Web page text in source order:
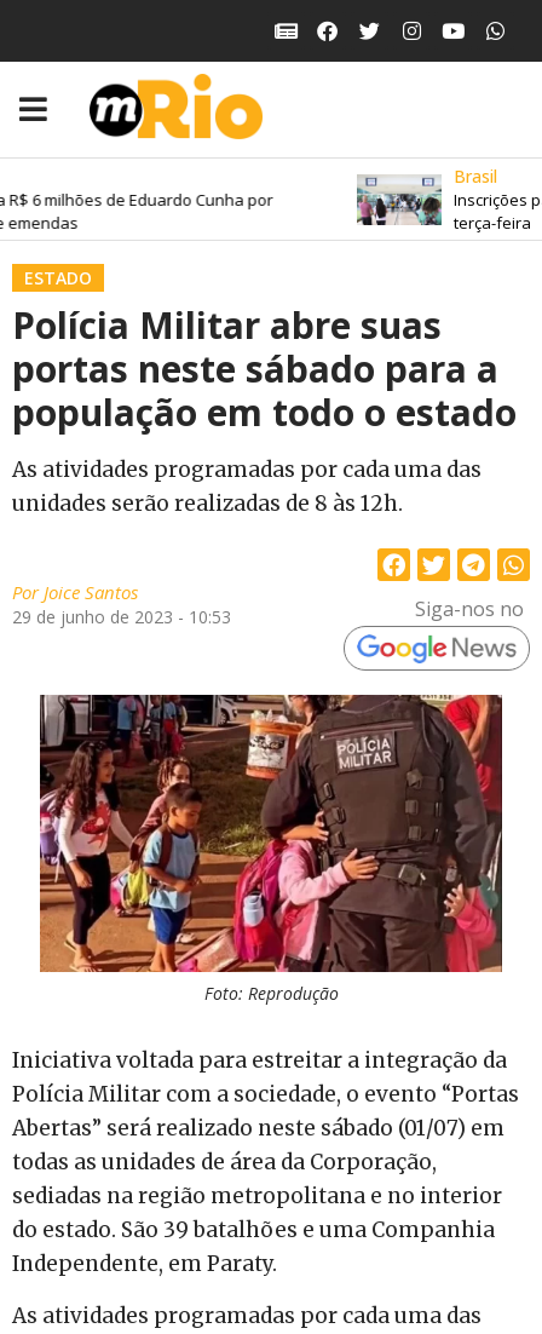
6 milhões de Eduardo Cunha por
Brasil
Inscrições
terça-feira
ESTADO
Polícia Militar abre suas
portas neste sábado para a
população em todo o estado
As atividades programadas por cada uma das
unidades serão realizadas de 8 às 12h.
PorJoice Santos
29 de junho de 2023 - 10:53 Siga-nos no
Foto: Reprodução
Iniciativa voltada para estreitar a integração da
Polícia Militar com a sociedade, o evento “Portas
Abertas” será realizado neste sábado (01/07) em
todas as unidades de área da Corporação,
sediadas na região metropolitana e no interior
do estado. São 39 batalhões e uma Companhia
Independente, em Paraty.
As atividades programadas por cada uma das